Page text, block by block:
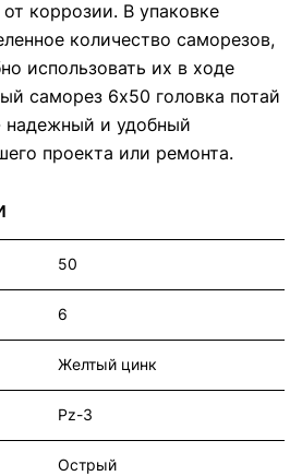
коррозии. В упаковке
количество саморезов,
использовать их в ходе
саморез 6х50 головка потай
надежный и удобный
проекта или ремонта.
50
6
Желтый цинк
Pz-3
Острый